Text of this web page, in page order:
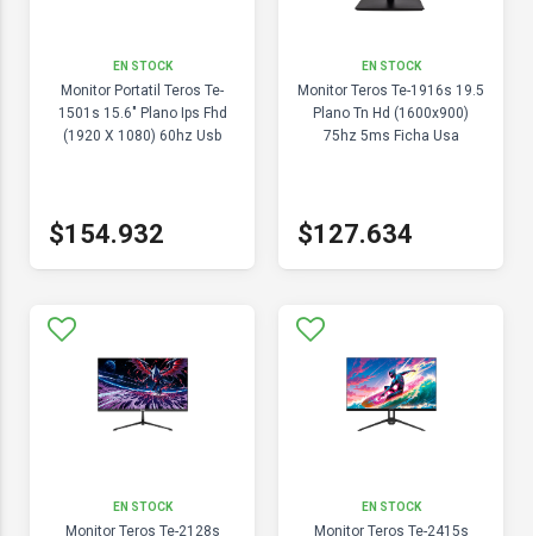
EN STOCK
Monitor Portatil Teros Te-
1501s 15.6" Plano Ips Fhd
(1920 X 1080) 60hz Usb
$154.932
EN STOCK
Monitor Teros Te-1916s 19.5
Plano Tn Hd (1600x900)
75hz 5ms Ficha Usa
$127.634
EN STOCK
Monitor Teros Te-2128s
EN STOCK
Monitor Teros Te-2415s